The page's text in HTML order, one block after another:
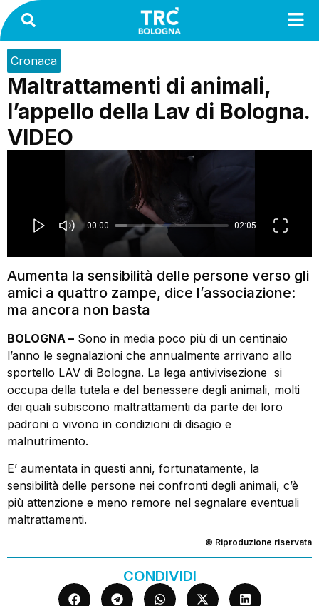
Cronaca
Maltrattamenti di animali,
l’appello della Lav di Bologna.
VIDEO
Aumenta la sensibilità delle persone verso gli
amici a quattro zampe, dice l’associazione:
ma ancora non basta
BOLOGNA – Sono in media poco più di un centinaio
l’anno le segnalazioni che annualmente arrivano allo
sportello LAV di Bologna. La lega antivivisezione si
occupa della tutela e del benessere degli animali, molti
dei quali subiscono maltrattamenti da parte dei loro
padroni o vivono in condizioni di disagio e
malnutrimento.
E’ aumentata in questi anni, fortunatamente, la
sensibilità delle persone nei confronti degli animali, c’è
più attenzione e meno remore nel segnalare eventuali
maltrattamenti.
© Riproduzione riservata
CONDIVIDI